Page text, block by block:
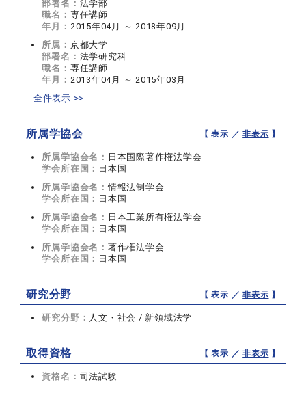
部署名： 法学部
職名： 専任講師
年月： 2015年04月 ～ 2018年09月
所属： 京都大学
部署名： 法学研究科
職名： 専任講師
年月： 2013年04月 ～ 2015年03月
全件表示 >>
所属学協会 【 表示 ／非表示 】
所属学協会名： 日本国際著作権法学会
学会所在国： 日本国
所属学協会名：情報法制学会
学会所在国： 日本国
所属学協会名： 日本工業所有権法学会
学会所在国： 日本国
所属学協会名： 著作権法学会
学会所在国： 日本国
研究分野 【 表示 ／非表示 】
研究分野： 人文・社会 / 新領域法学
取得資格 【 表示 ／非表示 】
資格名： 司法試験